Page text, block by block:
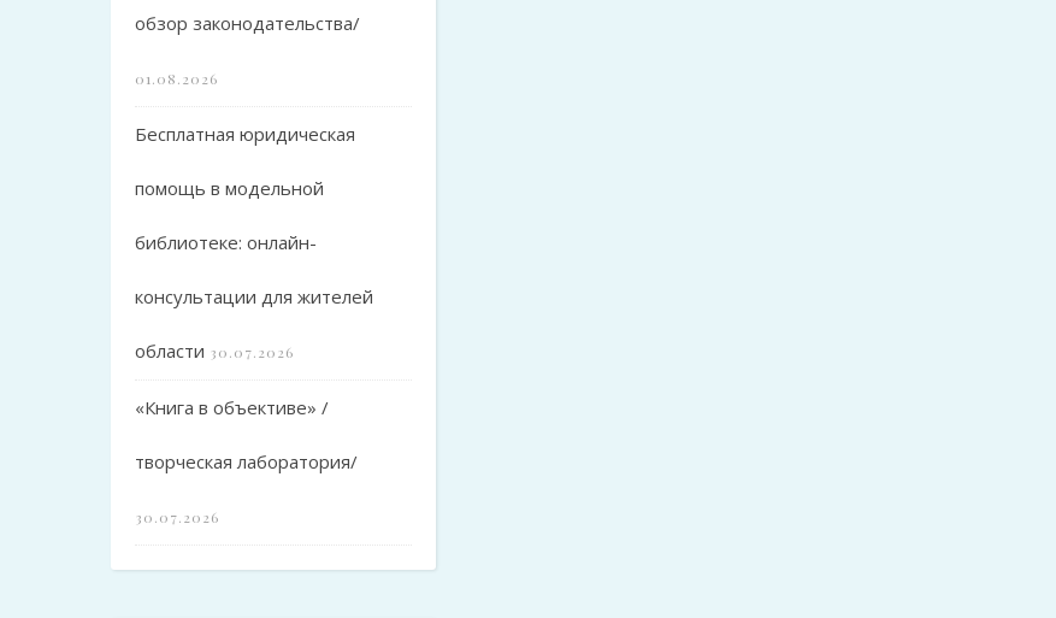
обзор законодательства/
01.08.2026
Бесплатная юридическая
помощь в модельной
библиотеке: онлайн-
консультации для жителей
области 30.07.2026
«Книга в объективе» /
творческая лаборатория/
30.07.2026